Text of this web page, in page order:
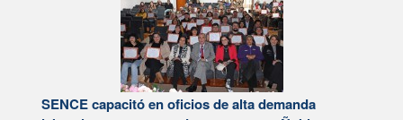
SENCE capacitó en oficios de alta demanda